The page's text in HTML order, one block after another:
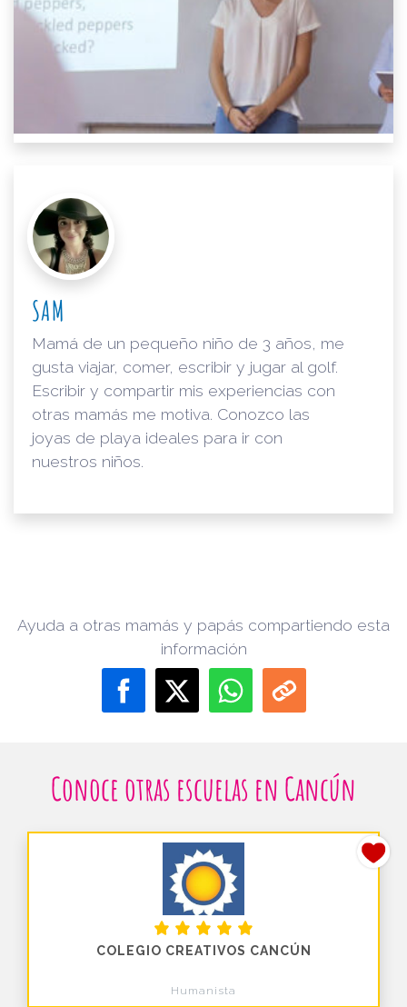
SAM
Mamá de un pequeño niño de 3 años, me
gusta viajar, comer, escribir y jugar al golf.
Escribir y compartir mis experiencias con
otras mamás me motiva. Conozco las
joyas de playa ideales para ir con
nuestros niños.
Ayuda a otras mamás y papás compartiendo esta
información
Conoce otras escuelas en Cancún
COLEGIO CREATIVOS CANCÚN
Humanista